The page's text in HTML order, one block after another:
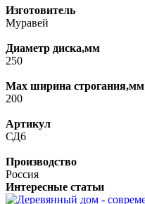
Изготовитель
Муравей
Диаметр диска,мм
250
Max ширина строгания,мм
200
Артикул
СД6
Производство
Россия
Интересные статьи